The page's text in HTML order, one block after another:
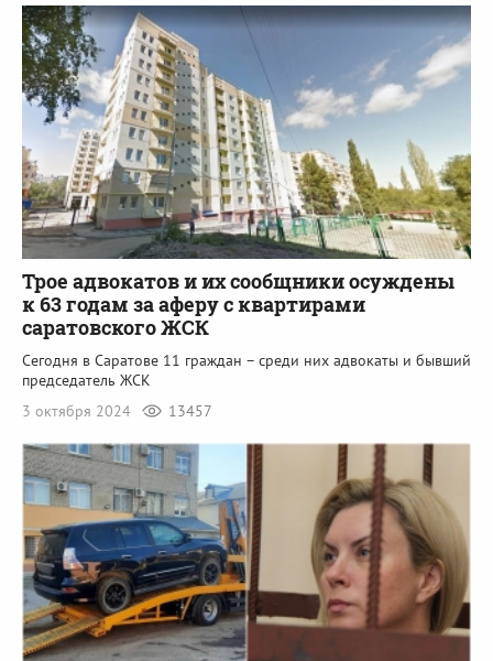
Трое адвокатов и их сообщники осуждены
к 63 годам за аферу с квартирами
саратовского ЖСК
Сегодня в Саратове 11 граждан – среди них адвокаты и бывший
председатель ЖСК
3 октября 2024
13457